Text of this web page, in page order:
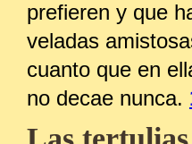
prefieren y que
veladas
cuanto que en
no decae nunca.